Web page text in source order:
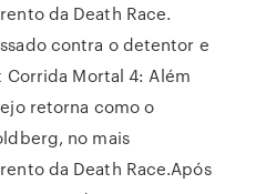
da Death Race.
contra o detentor e
Corrida Mortal 4: Além
retorna como o
no mais
da Death Race.Após